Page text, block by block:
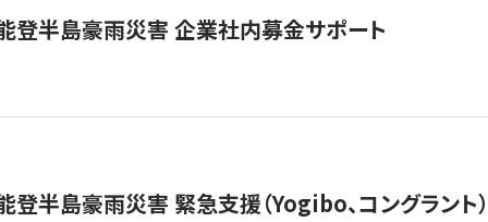
登半島豪雨災害 企業社内募金サポート
半島豪雨災害 緊急支援（Yogibo、コングラント）